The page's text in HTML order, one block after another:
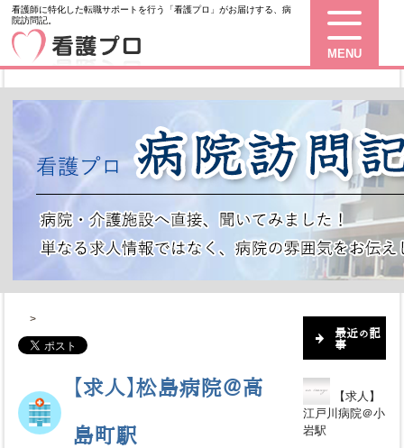
看護師に特化した転職サポートを行う「看護プロ」がお届けする、病
院訪問記。
MENU
>
【求人】松島病院＠高
島町駅
最近の記
事
【求人】
江戸川病院＠小
岩駅